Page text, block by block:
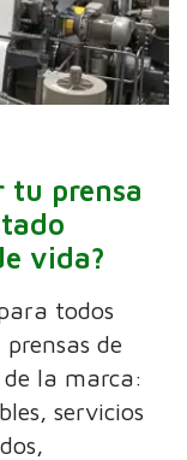
tu prensa
vida?
todos
de
la marca:
servicios